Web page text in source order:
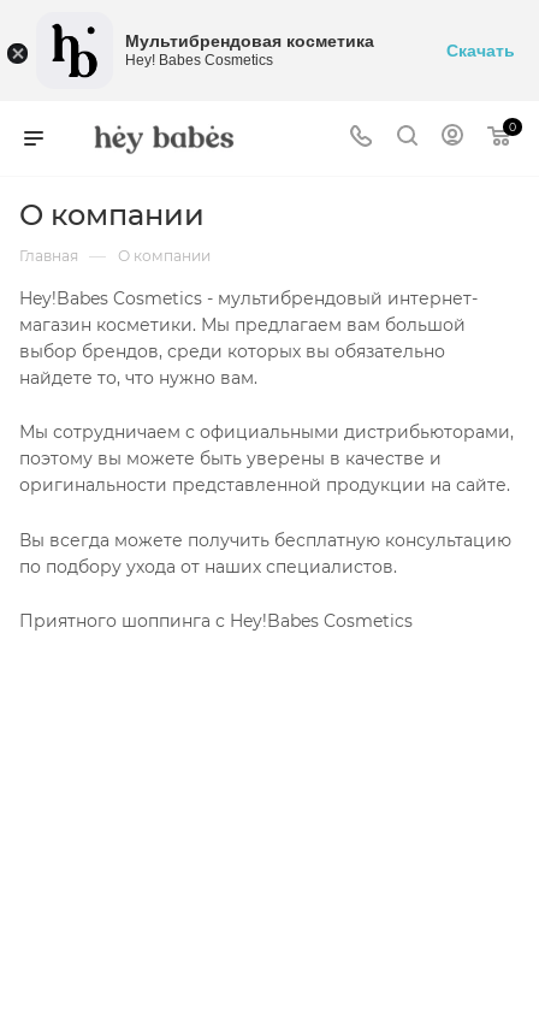
0
О компании
Главная — О компании
Hey!Babes Cosmetics - мультибрендовый интернет-
магазин косметики. Мы предлагаем вам большой
выбор брендов, среди которых вы обязательно
найдете то, что нужно вам.
Мы сотрудничаем с официальными дистрибьюторами,
поэтому вы можете быть уверены в качестве и
оригинальности представленной продукции на сайте.
Вы всегда можете получить бесплатную консультацию
по подбору ухода от наших специалистов.
Приятного шоппинга с Hey!Babes Cosmetics
Мультибрендовая косметика
Hey! Babes Cosmetics Скачать